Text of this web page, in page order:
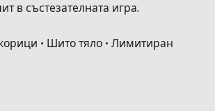
в състезателната игра.
• Шито тяло • Лимитиран